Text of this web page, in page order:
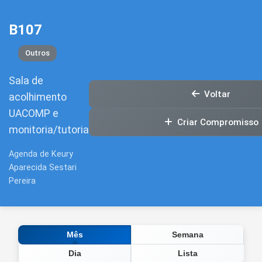
B107
Outros
Sala de
acolhimento
UACOMP e
monitoria/tutoria
Agenda de Keury
Aparecida Sestari
Pereira
Voltar
Criar Compromisso
Mês Semana
Dia Lista